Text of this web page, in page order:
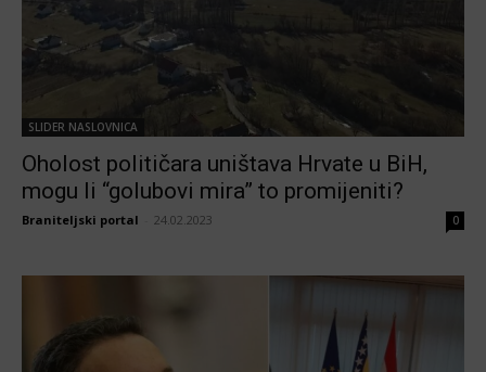
SLIDER NASLOVNICA
Oholost političara uništava Hrvate u BiH,
mogu li “golubovi mira” to promijeniti?
Braniteljski portal 24.02.2023 0